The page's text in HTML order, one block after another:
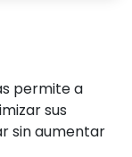
permite a
sus
sin aumentar